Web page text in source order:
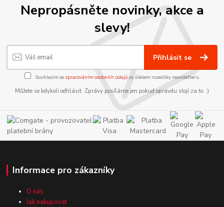
Nepropásněte novinky, akce a
slevy!
Přihlásit se
Souhlasím se zpracováním osobních údajůza účelem rozesílky newsletteru.
Můžete se kdykoli odhlásit. Zprávy posíláme jen pokud opravdu stojí za to. :)
Informace pro zákazníky
O nás
Jak nakupovat